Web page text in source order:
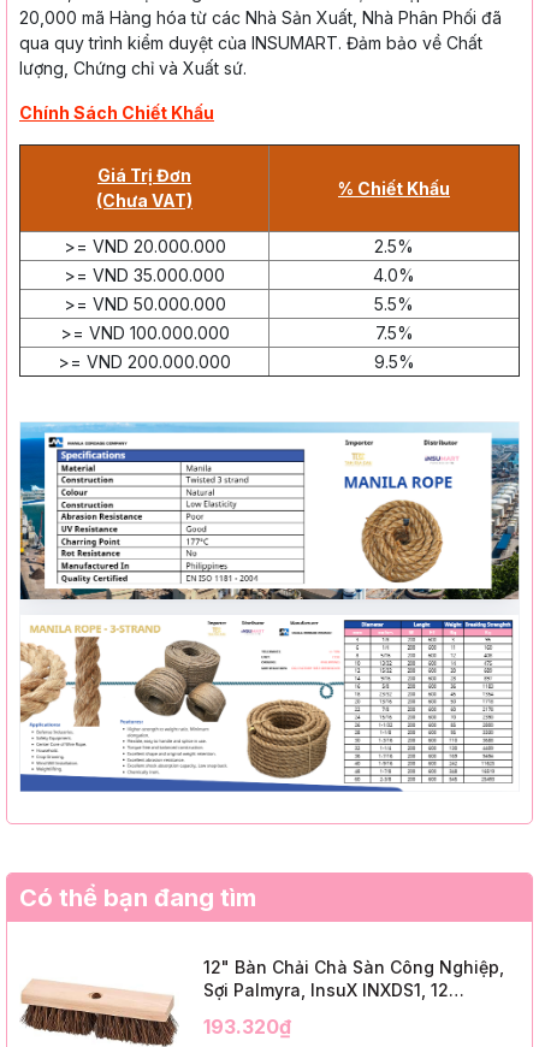
20,000 mã Hàng hóa từ các Nhà Sản Xuất, Nhà Phân Phối đã
qua quy trình kiểm duyệt của INSUMART. Đảm bảo về Chất
lượng, Chứng chỉ và Xuất sứ.
Chính Sách Chiết Khấu
Giá Trị Đơn
(Chưa VAT)
% Chiết Khấu
>= VND 20.000.000
2.5%
>= VND 35.000.000
4.0%
>= VND 50.000.000
5.5%
>= VND 100.000.000
7.5%
>= VND 200.000.000
9.5%
Có thể bạn đang tìm
12" Bàn Chải Chà Sàn Công Nghiệp,
Sợi Palmyra, InsuX INXDS1, 12
Trim)
193.320₫